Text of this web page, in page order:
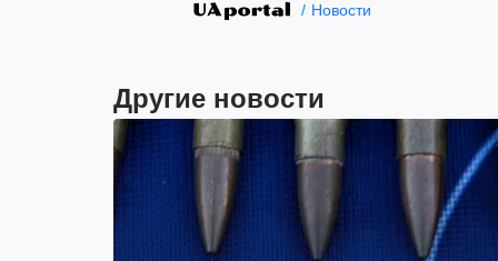
Новости
Другие новости